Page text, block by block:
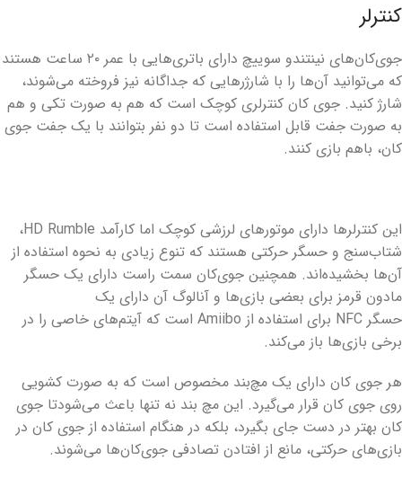
کنترلر
جوی‌کان‌های نینتندو سوییچ دارای باتری‌هایی با عمر ۲۰ ساعت هستند
که می‌توانید آن‌ها را با شارژر‌هایی که جداگانه نیز فروخته می‌شوند،
شارژ کنید. جوی کان کنترلری کوچک است که هم به صورت تکی و هم
به صورت جفت قابل استفاده است تا دو نفر بتوانند با یک جفت جوی
کان، باهم بازی کنند.
این کنترلرها دارای موتورهای لرزشی کوچک اما کارآمد HD Rumble،
شتاب‌سنج و حسگر حرکتی هستند که تنوع زیادی به نحوه استفاده از
آن‌ها بخشیده‌اند. همچنین جوی‌کان سمت راست دارای یک حسگر
مادون قرمز برای بعضی بازی‌ها و آنالوگ آن دارای یک
حسگر NFC برای استفاده از Amiibo است که آیتم‌های خاصی را در
برخی بازی‌ها باز می‌کند.
هر جوی کان دارای یک مچ‌بند مخصوص است که به صورت کشویی
روی جوی کان قرار می‌گیرد. این مچ بند نه تنها باعث می‌شودتا جوی
کان بهتر در دست جای بگیرد، بلکه در هنگام استفاده از جوی کان در
بازی‌های حرکتی، مانع از افتادن تصادفی جوی‌کان‌ها می‌شوند.